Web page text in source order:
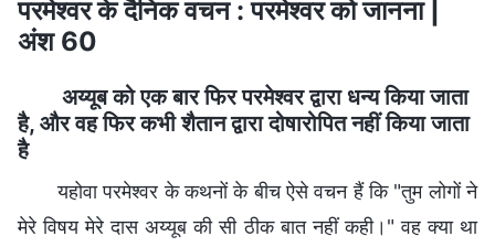
परमेश्वर के दैनिक वचन : परमेश्वर को जानना |
अंश 60
अय्यूब को एक बार फिर परमेश्वर द्वारा धन्य किया जाता
है, और वह फिर कभी शैतान द्वारा दोषारोपित नहीं किया जाता
है
यहोवा परमेश्वर के कथनों के बीच ऐसे वचन हैं कि "तुम लोगों ने
मेरे विषय मेरे दास अय्यूब की सी ठीक बात नहीं कही।" वह क्या था